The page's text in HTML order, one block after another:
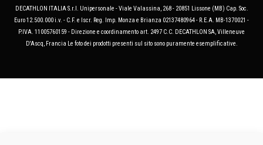
DECATHLON ITALIA S.r.l. Unipersonale - Viale Valassina, 268 - 20851 Lissone (MB) Cap. Soc.
Euro 12.500.000 i.v. - C.F. e Iscr. Reg. Imp. Monza e Brianza 02137480964 - R.E.A. MB-1370021 -
P.IVA. 11005760159 - Direzione e coordinamento art. 2497 C.C. DECATHLON SA, Villeneuve
D'Ascq, Francia Le foto dei prodotti presenti sul sito sono puramente esemplificative.